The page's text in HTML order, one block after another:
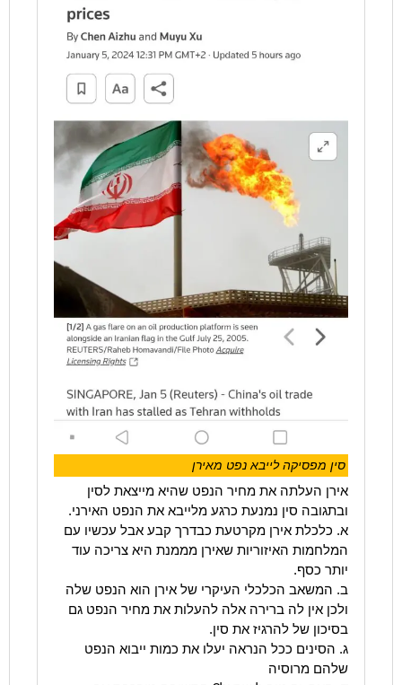
סין מפסיקה לייבא נפט מאירן
אירן העלתה את מחיר הנפט שהיא מייצאת לסין
ובתגובה סין נמנעת כרגע מלייבא את הנפט האירני.
א. כלכלת אירן מקרטעת כבדרך קבע אבל עכשיו עם
המלחמות האיזוריות שאירן מממנת היא צריכה עוד
יותר כסף.
ב. המשאב הכלכלי העיקרי של אירן הוא הנפט שלה
ולכן אין לה ברירה אלה להעלות את מחיר הנפט גם
בסיכון של להרגיז את סין.
ג. הסינים ככל הנראה יעלו את כמות ייבוא הנפט
שלהם מרוסיה